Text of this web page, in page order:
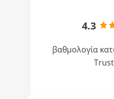
4.3
βαθμολογία